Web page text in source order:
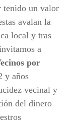
tenido un valor
avalan la
local y tras
a
por
y años
vecinal y
del dinero